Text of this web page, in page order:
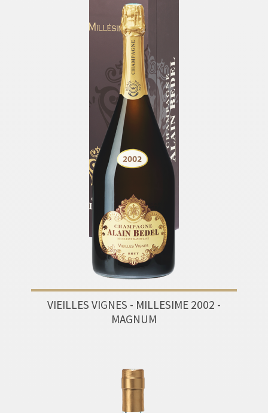
VIEILLES VIGNES - MILLESIME 2002 -
MAGNUM